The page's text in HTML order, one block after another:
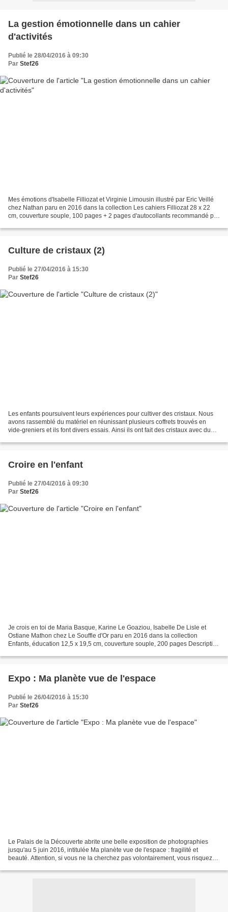
La gestion émotionnelle dans un cahier
d'activités
Publié le 28/04/2016 à 09:30
Par Stef26
Mes émotions d'Isabelle Filliozat et Virginie Limousin illustré par Eric Veillé
chez Nathan paru en 2016 dans la collection Les cahiers Filliozat 28 x 22
cm, couverture souple, 100 pages + 2 pages d'autocollants recommandé par
Culture de cristaux (2)
Publié le 27/04/2016 à 15:30
Par Stef26
Les enfants poursuivent leurs expériences pour cultiver des cristaux. Nous
avons rassemblé du matériel en réunissant plusieurs coffrets trouvés en
vide-greniers et ils font divers essais. Ainsi ils ont fait des cristaux avec du
Croire en l'enfant
Publié le 27/04/2016 à 09:30
Par Stef26
Je crois en toi de Maria Basque, Karine Le Goaziou, Isabelle De Lisle et
Ostiane Mathon chez Le Souffle d'Or paru en 2016 dans la collection
Enfants, éducation 12,5 x 19,5 cm, couverture souple, 200 pages Description
Expo : Ma planète vue de l'espace
Publié le 26/04/2016 à 15:30
Par Stef26
Le Palais de la Découverte abrite une belle exposition de photographies
jusqu'au 5 juin 2016, intitulée Ma planète vue de l'espace : fragilité et
beauté. Attention, si vous ne la cherchez pas volontairement, vous risquez